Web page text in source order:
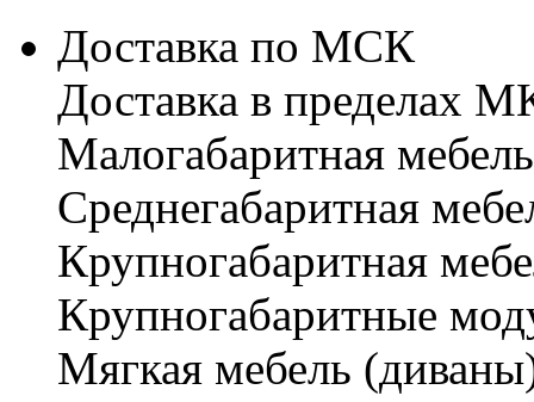
Доставка по МСК
Доставка в пределах
Малогабаритная
Cреднегабаритная
Крупногабаритная
Крупногабаритные
Мягкая мебель